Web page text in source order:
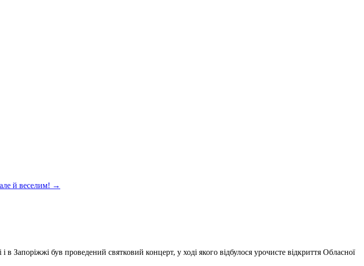
й веселим! →
був проведений святковий концерт, у ході якого відбулося урочисте відкриття Обласної